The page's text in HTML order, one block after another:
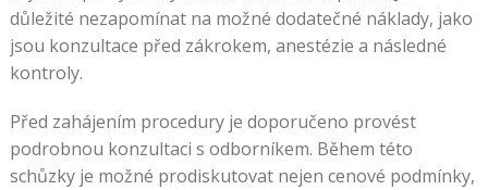
důležité nezapomínat na možné dodatečné náklady, jako
jsou konzultace před zákrokem, anestézie a následné
kontroly.
Před zahájením procedury je doporučeno provést
podrobnou konzultaci s odborníkem. Během této
schůzky je možné prodiskutovat nejen cenové podmínky,